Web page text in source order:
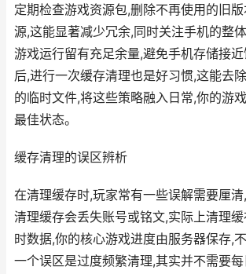
定期检查游戏资源包,删除不再使用的旧
源,这能显著减少冗余,同时关注手机的整
游戏运行留有充足余量,避免手机存储接
后,进行一次缓存清理也是好习惯,这能去
的临时文件,将这些策略融入日常,你的游
最佳状态。
缓存清理的误区辨析
在清理缓存时,玩家常有一些误解需要厘
清理缓存会丢失账号或铭文,实际上清理
时数据,你的核心游戏进度由服务器保存,
一个误区是过度频繁清理,其实并不需要